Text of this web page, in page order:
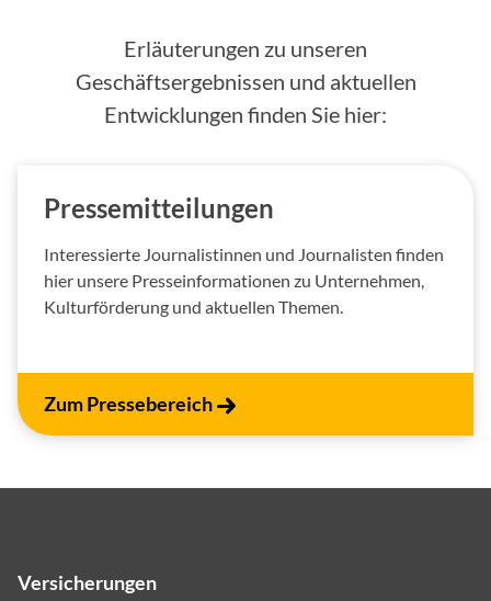
Erläuterungen zu unseren
Geschäftsergebnissen und aktuellen
Entwicklungen finden Sie hier:
Pressemitteilungen
Interessierte Journalistinnen und Journalisten finden
hier unsere Presseinformationen zu Unternehmen,
Kulturförderung und aktuellen Themen.
Zum Pressebereich
Versicherungen